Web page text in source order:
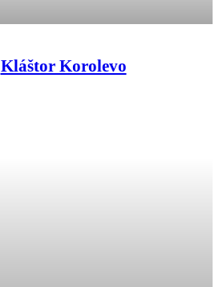
Kláštor Korolevo